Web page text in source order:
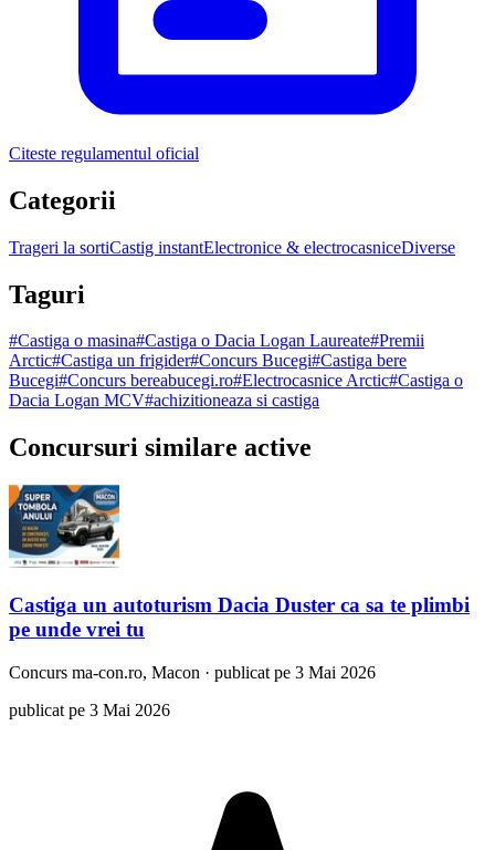
Citeste regulamentul oficial
Categorii
Trageri la sortiCastig instantElectronice & electrocasniceDiverse
Taguri
#Castiga o masina#Castiga o Dacia Logan Laureate#Premii
Arctic#Castiga un frigider#Concurs Bucegi#Castiga bere
Bucegi#Concurs bereabucegi.ro#Electrocasnice Arctic#Castiga o
Dacia Logan MCV#achizitioneaza si castiga
Concursuri similare active
Castiga un autoturism Dacia Duster ca sa te plimbi
pe unde vrei tu
Concurs ma-con.ro, Macon · publicat pe 3 Mai 2026
publicat pe 3 Mai 2026